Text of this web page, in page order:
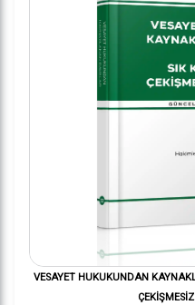
VESAYET HUKUKUNDAN